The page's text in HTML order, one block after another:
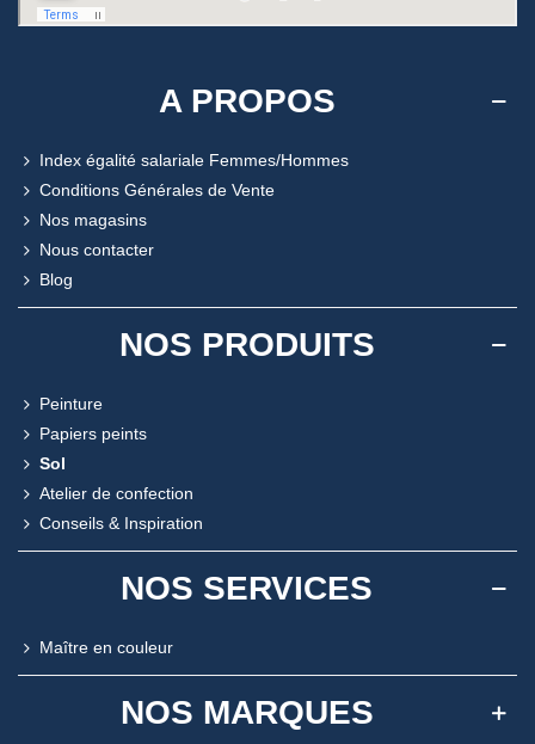
A PROPOS
Index égalité salariale Femmes/Hommes
Conditions Générales de Vente
Nos magasins
Nous contacter
Blog
NOS PRODUITS
Peinture
Papiers peints
Sol
Atelier de confection
Conseils & Inspiration
NOS SERVICES
Maître en couleur
NOS MARQUES